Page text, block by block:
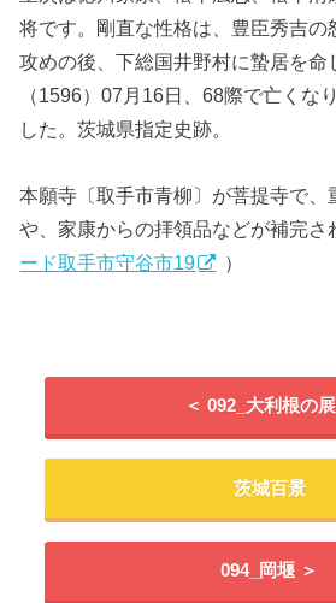
将です。剛直な性格は、豊臣秀吉の
攻めの後、下総国井野村に蟄居を命
（1596）07月16日、68際で亡くな
した。茨城県指定史跡。
本願寺〔取手市青柳〕が菩提寺で、
や、家康からの拝領品などが補完
ード取手市守谷市19
）
＜ 092_大利根の
茨城百景
094_岡堰 ＞